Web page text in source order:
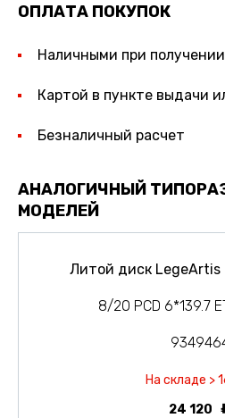
ОПЛАТА ПОКУПОК
Наличными при получении
Картой в пункте выдачи
Безналичный расчет
АНАЛОГИЧНЫЙ
МОДЕЛЕЙ
Литой диск LegeArtis
8/20 PCD 6*139.7
На складе >
24 120